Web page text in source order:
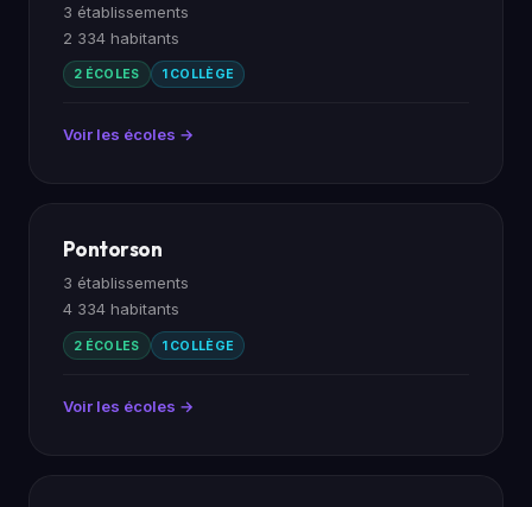
3 établissements
2 334 habitants
2 ÉCOLES 1 COLLÈGE
Voir les écoles →
Pontorson
3 établissements
4 334 habitants
2 ÉCOLES 1 COLLÈGE
Voir les écoles →